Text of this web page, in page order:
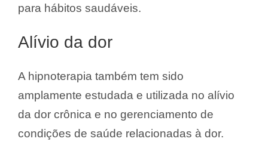
para hábitos saudáveis.
Alívio da dor
A hipnoterapia também tem sido
amplamente estudada e utilizada no alívio
da dor crônica e no gerenciamento de
condições de saúde relacionadas à dor.